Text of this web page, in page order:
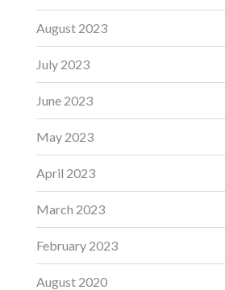
August 2023
July 2023
June 2023
May 2023
April 2023
March 2023
February 2023
August 2020